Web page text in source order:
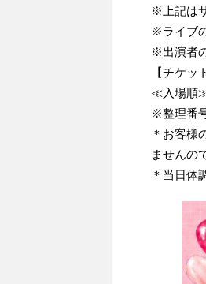
※上記は
※ライブ
※出演者
【チケッ
≪入場
※整理番
＊お客様
ませんの
＊当日体